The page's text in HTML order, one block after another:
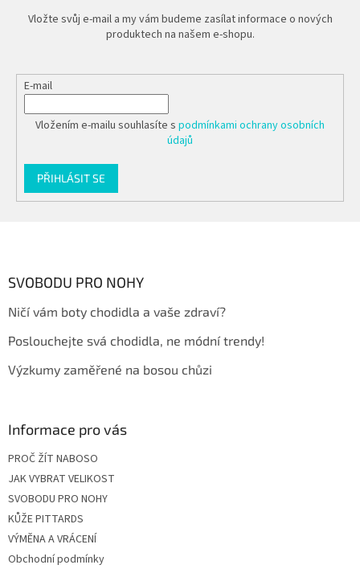
Vložte svůj e-mail a my vám budeme zasílat informace o nových
produktech na našem e-shopu.
E-mail
Vložením e-mailu souhlasíte s podmínkami ochrany osobních
údajů
PŘIHLÁSIT SE
SVOBODU PRO NOHY
Ničí vám boty chodidla a vaše zdraví?
Poslouchejte svá chodidla, ne módní trendy!
Výzkumy zaměřené na bosou chůzi
Informace pro vás
PROČ ŽÍT NABOSO
JAK VYBRAT VELIKOST
SVOBODU PRO NOHY
KŮŽE PITTARDS
VÝMĚNA A VRÁCENÍ
Obchodní podmínky